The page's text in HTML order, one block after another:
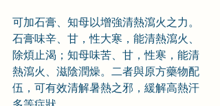
可加石膏、知母以增強清熱瀉火之力。
石膏味辛、甘，性大寒，能清熱瀉火、
除煩止渴；知母味苦、甘，性寒，能清
熱瀉火、滋陰潤燥。二者與原方藥物配
伍，可有效清解暑熱之邪，緩解高熱汗